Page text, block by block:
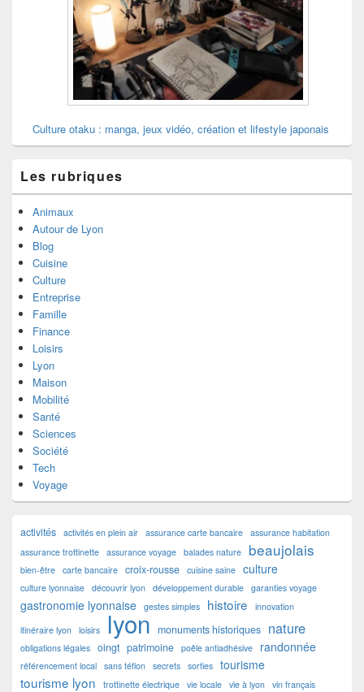
Culture otaku : manga, jeux vidéo, création et lifestyle japonais
Les rubriques
Animaux
Autour de Lyon
Blog
Cuisine
Culture
Entreprise
Famille
Finance
Loisirs
Lyon
Maison
Mobilité
Santé
Sciences
Société
Tech
Voyage
activités activités en plein air assurance carte bancaire assurance habitation
assurance trottinette assurance voyage balades nature beaujolais
bien-être carte bancaire croix-rousse cuisine saine culture
culture lyonnaise découvrir lyon développement durable garanties voyage
gastronomie lyonnaise gestes simples histoire
innovation
itinéraire lyon loisirs lyon monuments historiques nature
obligations légales oingt patrimoine poêle antiadhésive randonnée
référencement local sans téflon secrets sorties tourisme
tourisme lyon trottinette électrique vie locale vie à lyon vin français